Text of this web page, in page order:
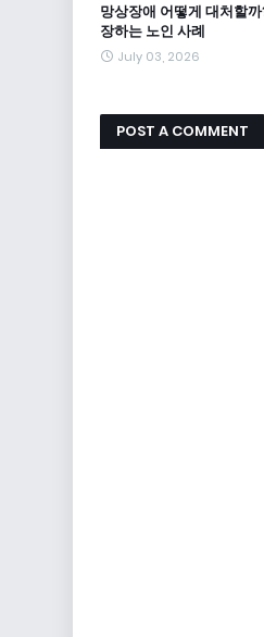
망상장애 어떻게 대처할
장하는 노인 사례
July 03, 2026
POST A COMMENT